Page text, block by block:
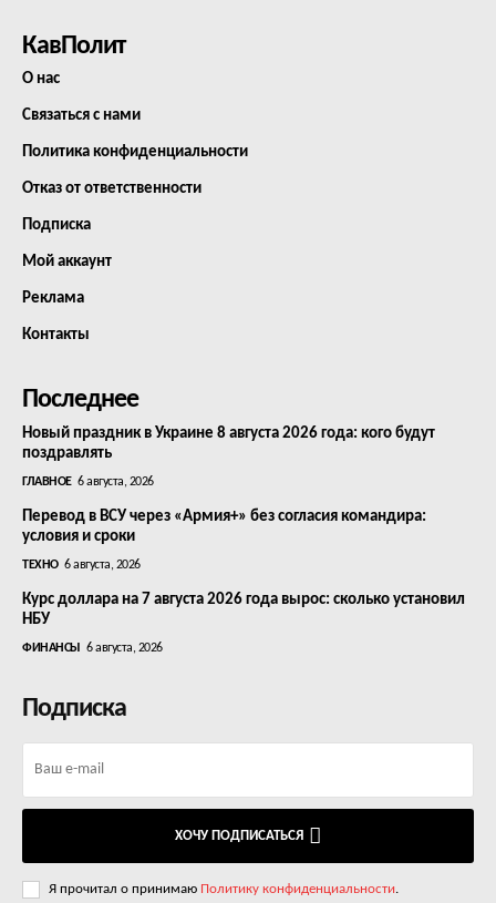
КавПолит
О нас
Связаться с нами
Политика конфиденциальности
Отказ от ответственности
Подписка
Мой аккаунт
Реклама
Контакты
Последнее
Новый праздник в Украине 8 августа 2026 года: кого будут
поздравлять
ГЛАВНОЕ 6 августа, 2026
Перевод в ВСУ через «Армия+» без согласия командира:
условия и сроки
ТЕХНО 6 августа, 2026
Курс доллара на 7 августа 2026 года вырос: сколько установил
НБУ
ФИНАНСЫ 6 августа, 2026
Подписка
ХОЧУ ПОДПИСАТЬСЯ
Я прочитал о принимаю Политику конфиденциальности.